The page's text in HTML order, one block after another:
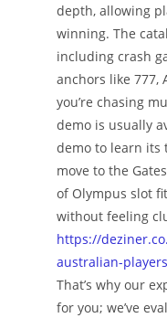
depth, allowing
winning. The
including crash
anchors like 777,
you’re chasing
demo is usually
demo to learn its
move to the
of Olympus slot
without feeling
https://
australian-
That’s why our
for you; we’ve